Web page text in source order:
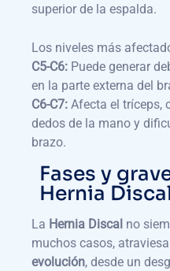
superior de la espalda.
Los niveles más
C5-C6: Puede generar
en la parte externa del
C6-C7: Afecta el tríceps,
dedos de la mano y
brazo.
Fases y
Hernia
La Hernia Discal no
muchos casos,
evolución, desde un